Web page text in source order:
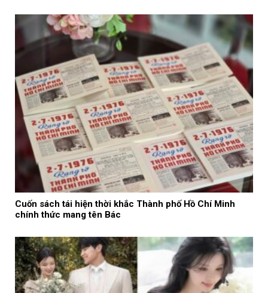
Cuốn sách tái hiện thời khắc Thành phố Hồ Chí Minh
chính thức mang tên Bác